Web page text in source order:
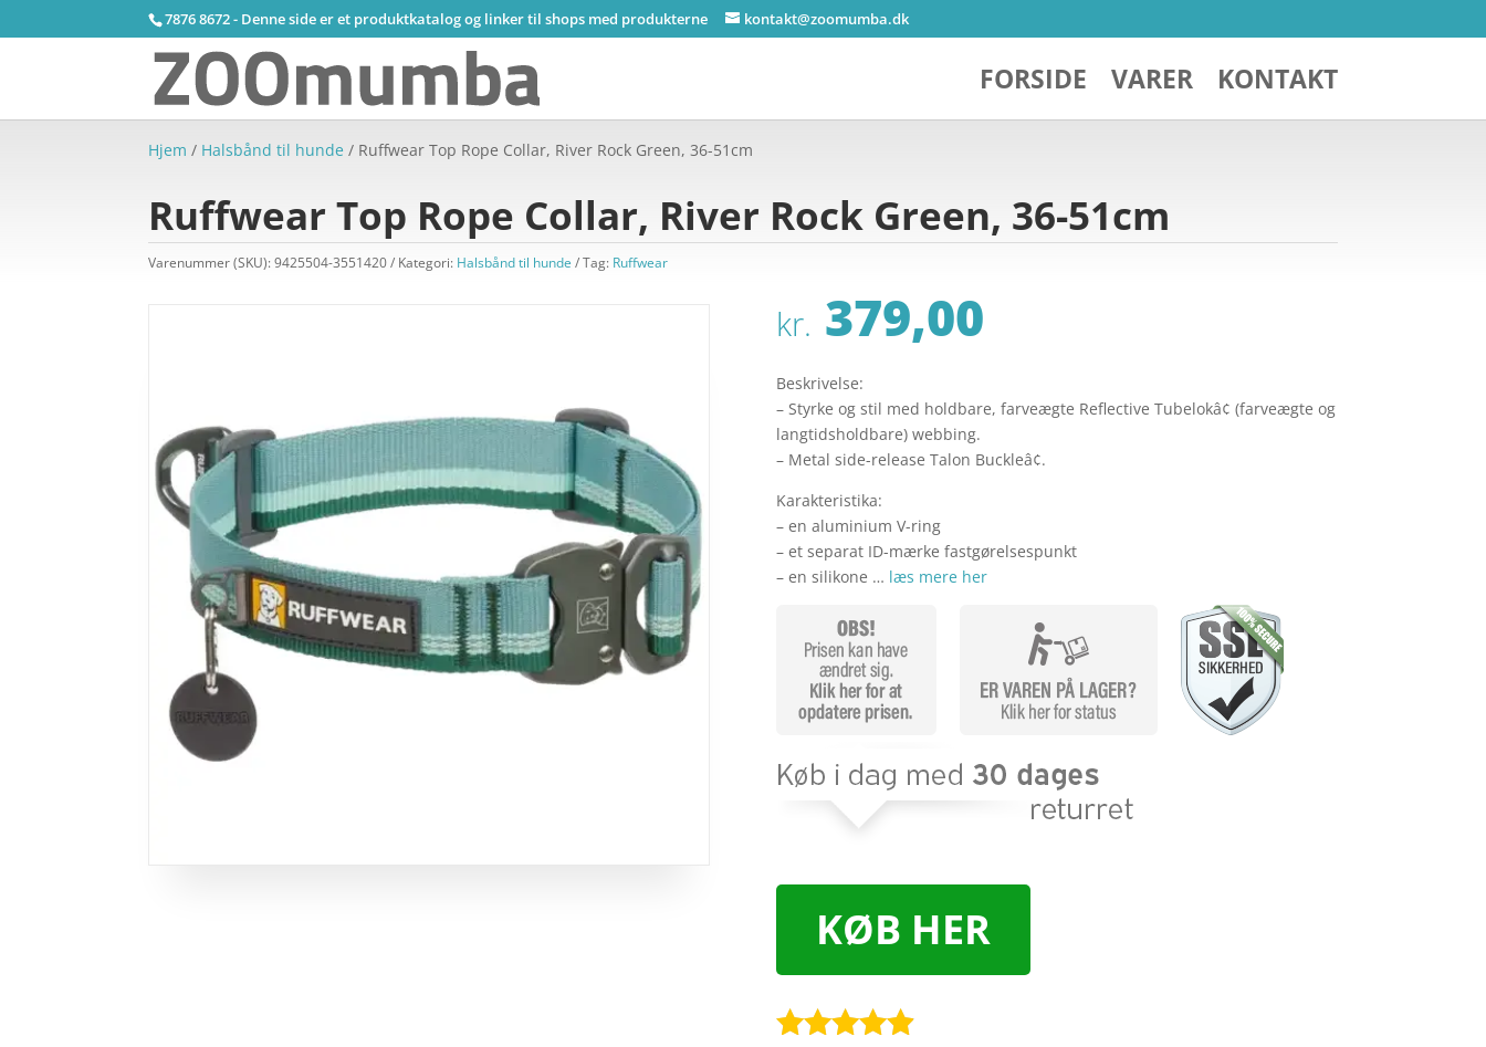
7876 8672 - Denne side er et produktkatalog og linker til shops med produkterne kontakt@zoomumba.dk
FORSIDE VARER KONTAKT
Hjem / Halsbånd til hunde / Ruffwear Top Rope Collar, River Rock Green, 36-51cm
Ruffwear Top Rope Collar, River Rock Green, 36-51cm
Varenummer (SKU):9425504-3551420 Kategori: Halsbånd til hunde Tag: Ruffwear
kr. 379,00
Beskrivelse:
– Styrke og stil med holdbare, farveægte Reflective Tubelokâ¢ (farveægte og
langtidsholdbare) webbing.
– Metal side-release Talon Buckleâ¢.
Karakteristika:
– en aluminium V-ring
– et separat ID-mærke fastgørelsespunkt
– en silikone … læs mere her
KØB HER